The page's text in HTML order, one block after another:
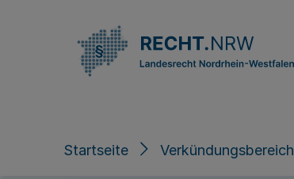
Startseite Verkündungsbereich